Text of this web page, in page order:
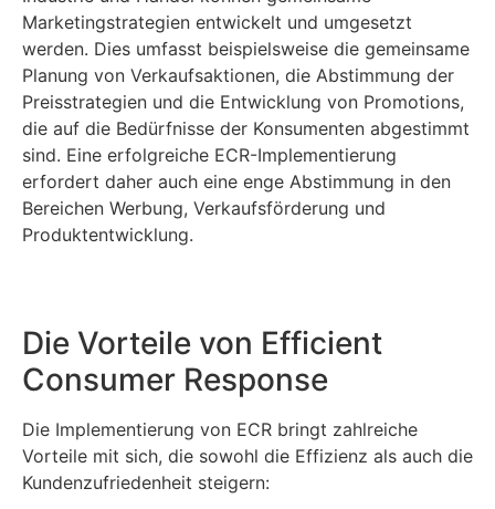
Marketingstrategien entwickelt und umgesetzt
werden. Dies umfasst beispielsweise die gemeinsame
Planung von Verkaufsaktionen, die Abstimmung der
Preisstrategien und die Entwicklung von Promotions,
die auf die Bedürfnisse der Konsumenten abgestimmt
sind. Eine erfolgreiche ECR-Implementierung
erfordert daher auch eine enge Abstimmung in den
Bereichen Werbung, Verkaufsförderung und
Produktentwicklung.
Die Vorteile von Efficient
Consumer Response
Die Implementierung von ECR bringt zahlreiche
Vorteile mit sich, die sowohl die Effizienz als auch die
Kundenzufriedenheit steigern: